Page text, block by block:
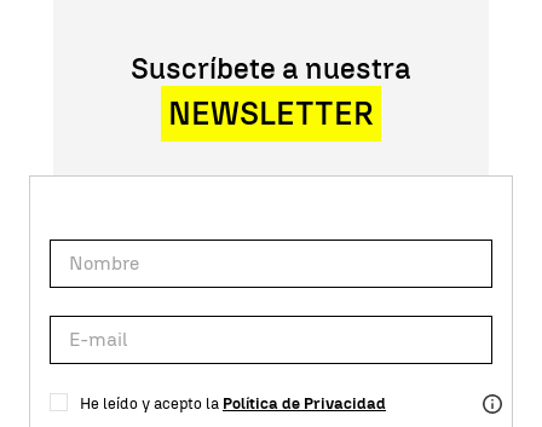
Suscríbete a nuestra
NEWSLETTER
He leído y acepto la Política de Privacidad